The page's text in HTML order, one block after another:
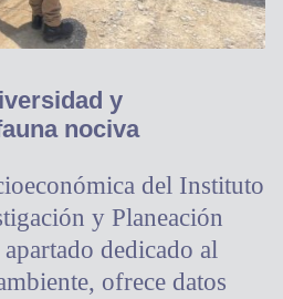
y
nociva
del Instituto
y Planeación
dedicado al
ofrece datos